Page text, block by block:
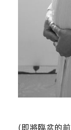
(即將臨盆的